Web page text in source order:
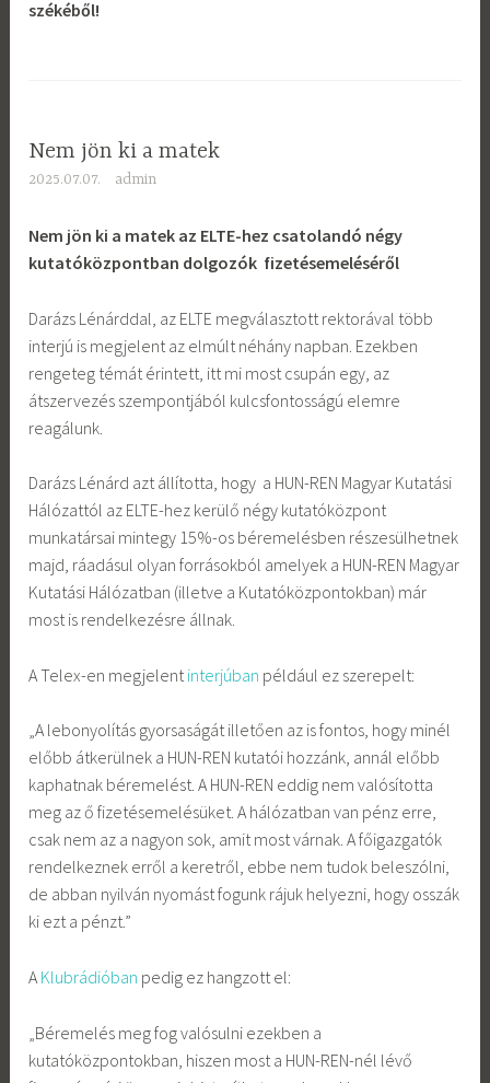
székéből!
Nem jön ki a matek
2025.07.07. admin
Nem jön ki a matek az ELTE-hez csatolandó négy
kutatóközpontban dolgozók fizetésemeléséről
Darázs Lénárddal, az ELTE megválasztott rektorával több
interjú is megjelent az elmúlt néhány napban. Ezekben
rengeteg témát érintett, itt mi most csupán egy, az
átszervezés szempontjából kulcsfontosságú elemre
reagálunk.
Darázs Lénárd azt állította, hogy a HUN-REN Magyar Kutatási
Hálózattól az ELTE-hez kerülő négy kutatóközpont
munkatársai mintegy 15%-os béremelésben részesülhetnek
majd, ráadásul olyan forrásokból amelyek a HUN-REN Magyar
Kutatási Hálózatban (illetve a Kutatóközpontokban) már
most is rendelkezésre állnak.
A Telex-en megjelent interjúban például ez szerepelt:
„A lebonyolítás gyorsaságát illetően az is fontos, hogy minél
előbb átkerülnek a HUN-REN kutatói hozzánk, annál előbb
kaphatnak béremelést. A HUN-REN eddig nem valósította
meg az ő fizetésemelésüket. A hálózatban van pénz erre,
csak nem az a nagyon sok, amit most várnak. A főigazgatók
rendelkeznek erről a keretről, ebbe nem tudok beleszólni,
de abban nyilván nyomást fogunk rájuk helyezni, hogy osszák
ki ezt a pénzt.”
A Klubrádióban pedig ez hangzott el:
„Béremelés meg fog valósulni ezekben a
kutatóközpontokban, hiszen most a HUN-REN-nél lévő